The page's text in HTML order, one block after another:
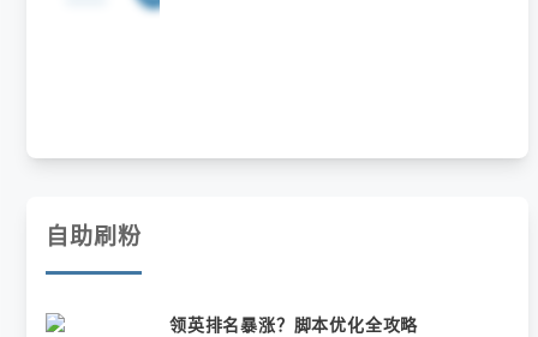
自助刷粉
领英排名暴涨？脚本优化全攻略